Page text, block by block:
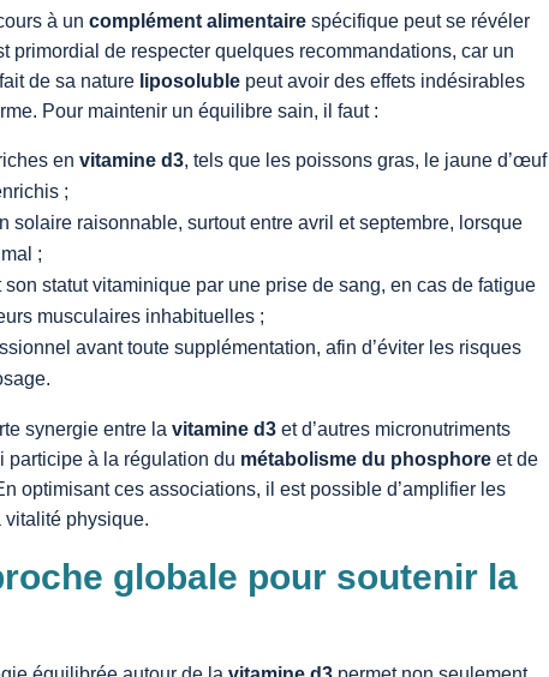
à uncomplément alimentaire spécifique peut se révéler
primordial de respecter quelques recommandations, car un
de sa nature liposoluble peut avoir des effets indésirables
Pour maintenir un équilibre sain, il faut :
envitamine d3, tels que les poissons gras, le jaune d’œuf
;
solaire raisonnable, surtout entre avril et septembre, lorsque
;
statut vitaminique par une prise de sang, en cas de fatigue
musculaires inhabituelles ;
avant toute supplémentation, afin d’éviter les risques
synergie entre lavitamine d3 et d’autres micronutriments
participe à la régulation du métabolisme du phosphore et de
optimisant ces associations, il est possible d’amplifier les
vitalité physique.
globale pour soutenir la